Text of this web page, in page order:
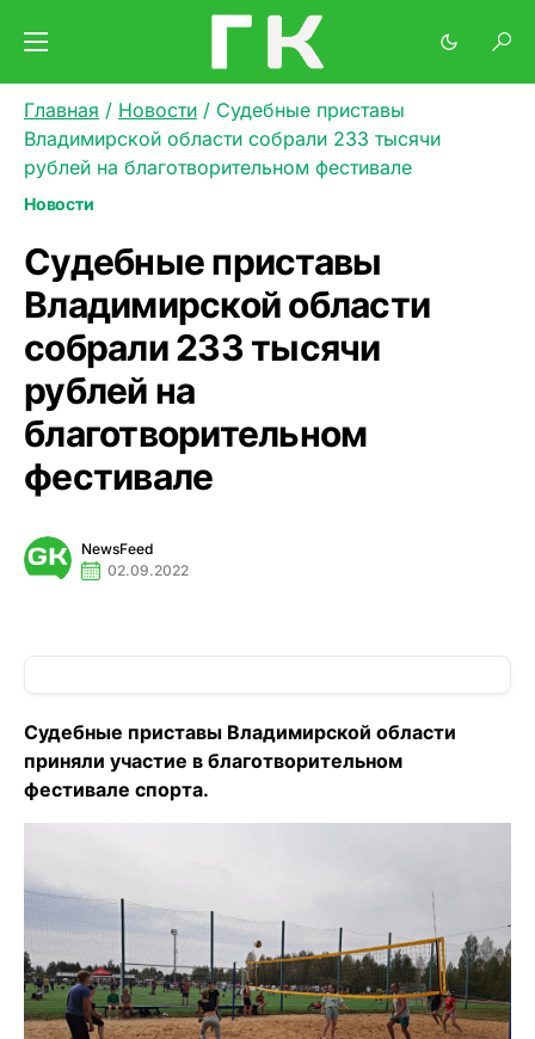
Главная / Новости / Судебные приставы
Владимирской области собрали 233 тысячи
рублей на благотворительном фестивале
Новости
Судебные приставы
Владимирской области
собрали 233 тысячи
рублей на
благотворительном
фестивале
NewsFeed
02.09.2022
Судебные приставы Владимирской области
приняли участие в благотворительном
фестивале спорта.